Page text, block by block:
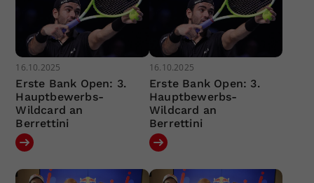
16.10.2025
Erste Bank Open: 3.
Hauptbewerbs-
Wildcard an
Berrettini
16.10.2025
Erste Bank Open: 3.
Hauptbewerbs-
Wildcard an
Berrettini